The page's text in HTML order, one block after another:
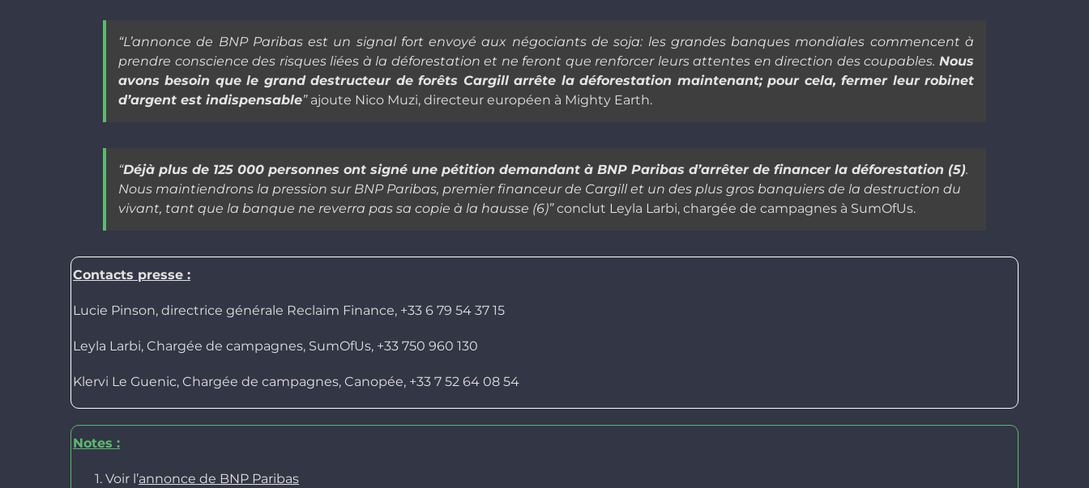
“L’annonce de BNP Paribas est un signal fort envoyé aux négociants de soja: les grandes banques mondiales commencent à
prendre conscience des risques liées à la déforestation et ne feront que renforcer leurs attentes en direction des coupables. Nous
avons besoin que le grand destructeur de forêts Cargill arrête la déforestation maintenant; pour cela, fermer leur robinet
d’argent est indispensable” ajoute Nico Muzi, directeur européen à Mighty Earth.
“Déjà plus de 125 000 personnes ont signé une pétition demandant à BNP Paribas d’arrêter de financer la déforestation (5).
Nous maintiendrons la pression sur BNP Paribas, premier financeur de Cargill et un des plus gros banquiers de la destruction du
vivant, tant que la banque ne reverra pas sa copie à la hausse (6)”conclut Leyla Larbi, chargée de campagnes à SumOfUs.
Contacts presse :
Lucie Pinson, directrice générale Reclaim Finance, +33 6 79 54 37 15
Leyla Larbi, Chargée de campagnes, SumOfUs, +33 750 960 130
Klervi Le Guenic, Chargée de campagnes, Canopée, +33 7 52 64 08 54
Notes :
Voir l’annonce de BNP Paribas